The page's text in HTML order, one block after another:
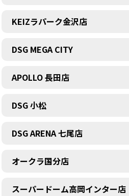
KEIZラパーク金沢店
DSG MEGA CITY
APOLLO 長田店
DSG 小松
DSG ARENA 七尾店
オークラ国分店
スーパードーム高岡インター店